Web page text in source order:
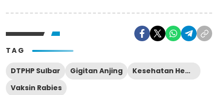
TAG
DTPHP Sulbar Gigitan Anjing
Kesehatan Hewan
Vaksin Rabies